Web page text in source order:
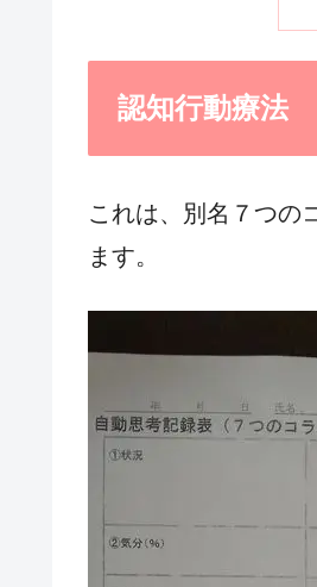
認知行動療法
これは、別名７つの
ます。